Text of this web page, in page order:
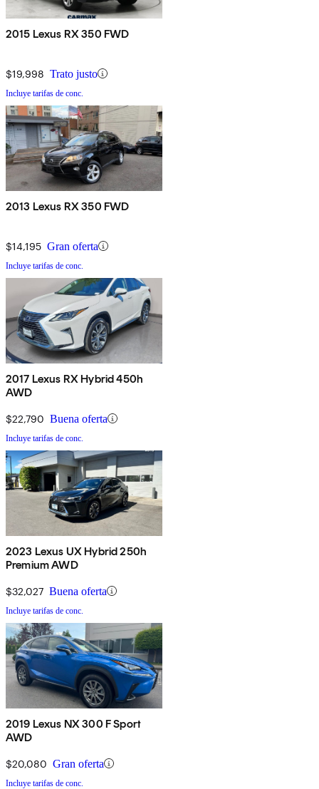
2015 Lexus RX 350 FWD
$19,998 Trato justo
Incluye tarifas de conc.
2013 Lexus RX 350 FWD
$14,195 Gran oferta
Incluye tarifas de conc.
2017 Lexus RX Hybrid 450h
AWD
$22,790 Buena oferta
Incluye tarifas de conc.
2023 Lexus UX Hybrid 250h
Premium AWD
$32,027 Buena oferta
Incluye tarifas de conc.
2019 Lexus NX 300 F Sport
AWD
$20,080 Gran oferta
Incluye tarifas de conc.